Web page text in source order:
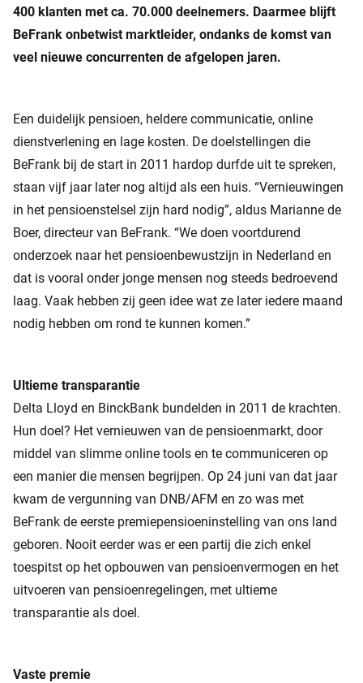
400 klanten met ca. 70.000 deelnemers. Daarmee blijft
BeFrank onbetwist marktleider, ondanks de komst van
veel nieuwe concurrenten de afgelopen jaren.
Een duidelijk pensioen, heldere communicatie, online
dienstverlening en lage kosten. De doelstellingen die
BeFrank bij de start in 2011 hardop durfde uit te spreken,
staan vijf jaar later nog altijd als een huis. “Vernieuwingen
in het pensioenstelsel zijn hard nodig”, aldus Marianne de
Boer, directeur van BeFrank. “We doen voortdurend
onderzoek naar het pensioenbewustzijn in Nederland en
dat is vooral onder jonge mensen nog steeds bedroevend
laag. Vaak hebben zij geen idee wat ze later iedere maand
nodig hebben om rond te kunnen komen.”
Ultieme transparantie
Delta Lloyd en BinckBank bundelden in 2011 de krachten.
Hun doel? Het vernieuwen van de pensioenmarkt, door
middel van slimme online tools en te communiceren op
een manier die mensen begrijpen. Op 24 juni van dat jaar
kwam de vergunning van DNB/AFM en zo was met
BeFrank de eerste premiepensioeninstelling van ons land
geboren. Nooit eerder was er een partij die zich enkel
toespitst op het opbouwen van pensioenvermogen en het
uitvoeren van pensioenregelingen, met ultieme
transparantie als doel.
Vaste premie